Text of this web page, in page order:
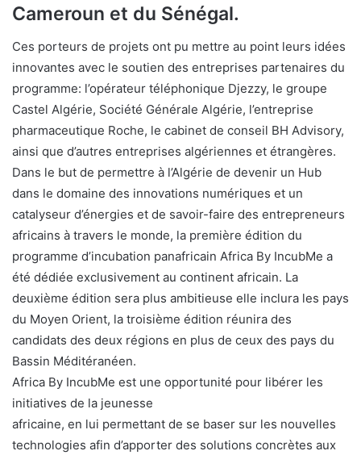
Cameroun et du Sénégal.
Ces porteurs de projets ont pu mettre au point leurs idées
innovantes avec le soutien des entreprises partenaires du
programme: l’opérateur téléphonique Djezzy, le groupe
Castel Algérie, Société Générale Algérie, l’entreprise
pharmaceutique Roche, le cabinet de conseil BH Advisory,
ainsi que d’autres entreprises algériennes et étrangères.
Dans le but de permettre à l’Algérie de devenir un Hub
dans le domaine des innovations numériques et un
catalyseur d’énergies et de savoir-faire des entrepreneurs
africains à travers le monde, la première édition du
programme d’incubation panafricain Africa By IncubMe a
été dédiée exclusivement au continent africain. La
deuxième édition sera plus ambitieuse elle inclura les pays
du Moyen Orient, la troisième édition réunira des
candidats des deux régions en plus de ceux des pays du
Bassin Méditéranéen.
Africa By IncubMe est une opportunité pour libérer les
initiatives de la jeunesse
africaine, en lui permettant de se baser sur les nouvelles
technologies afin d’apporter des solutions concrètes aux